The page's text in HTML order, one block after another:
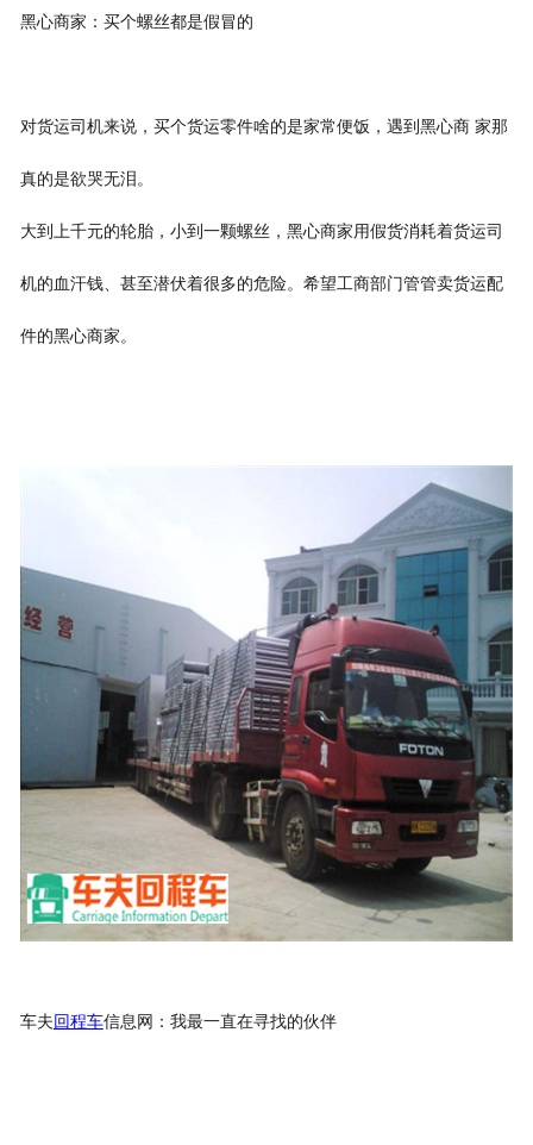
黑心商家：买个螺丝都是假冒的
对货运司机来说，买个货运零件啥的是家常便饭，遇到黑心商 家那
真的是欲哭无泪。
大到上千元的轮胎，小到一颗螺丝，黑心商家用假货消耗着货运司
机的血汗钱、甚至潜伏着很多的危险。希望工商部门管管卖货运配
件的黑心商家。
车夫回程车信息网：我最一直在寻找的伙伴